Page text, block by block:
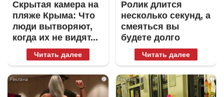
Скрытая камера на
пляже Крыма: Что
люди вытворяют,
когда их не видят...
Читать далее
Ролик длится
несколько секунд, а
смеяться вы
будете долго
Читать далее
i i